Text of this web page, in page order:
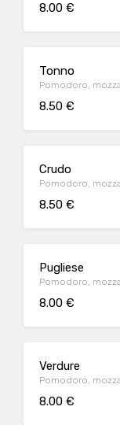
8.00 €
Tonno
Pomodoro,
8.50 €
Crudo
Pomodoro,
8.50 €
Pugliese
Pomodoro,
8.00 €
Verdure
Pomodoro,
8.00 €